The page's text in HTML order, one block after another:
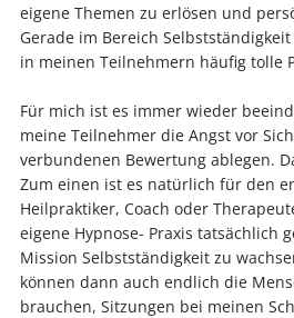
eigene Themen zu erlösen und
Gerade im Bereich
in meinen Teilnehmern häufig tolle
Für mich ist es immer wieder
meine Teilnehmer die Angst vor
verbundenen Bewertung ablegen.
Zum einen ist es natürlich für den
Heilpraktiker, Coach oder
eigene Hypnose- Praxis tatsächlich
Mission Selbstständigkeit zu
können dann auch endlich die
brauchen, Sitzungen bei meinen